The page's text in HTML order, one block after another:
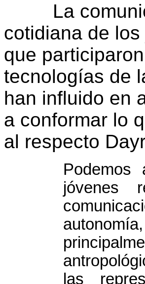
La
cotidiana de
que
tecnologías de
han influido en
a conformar lo
al respecto
Podemos
jóvenes
las